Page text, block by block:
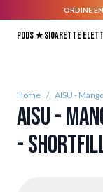
ORDINE
Pods ★Sigarette
Home / AISU -
AISU -
-